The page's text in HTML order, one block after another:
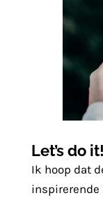
Let’s do it!
Ik hoop dat
inspirerende